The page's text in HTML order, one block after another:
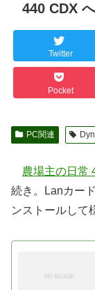
440 CDX
Twitter
Pocket
PC関連
農場主の日常
続き。Lanカー
ンストールして